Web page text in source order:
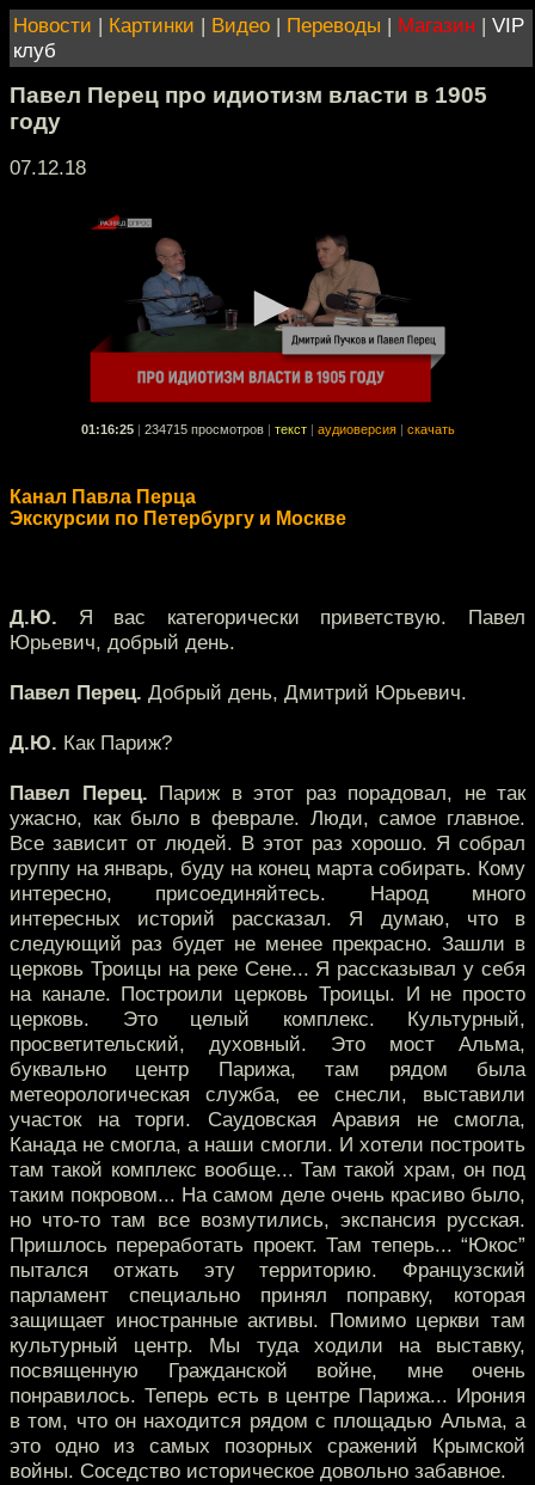
Новости | Картинки | Видео | Переводы | Магазин | VIP
клуб
Павел Перец про идиотизм власти в 1905
году
07.12.18
01:16:25 234715 просмотров текст аудиоверсия скачать
Канал Павла Перца
Экскурсии по Петербургу и Москве
Д.Ю. Я вас категорически приветствую. Павел
Юрьевич, добрый день.
Павел Перец. Добрый день, Дмитрий Юрьевич.
Д.Ю. Как Париж?
Павел Перец. Париж в этот раз порадовал, не так
ужасно, как было в феврале. Люди, самое главное.
Все зависит от людей. В этот раз хорошо. Я собрал
группу на январь, буду на конец марта собирать. Кому
интересно, присоединяйтесь. Народ много
интересных историй рассказал. Я думаю, что в
следующий раз будет не менее прекрасно. Зашли в
церковь Троицы на реке Сене... Я рассказывал у себя
на канале. Построили церковь Троицы. И не просто
церковь. Это целый комплекс. Культурный,
просветительский, духовный. Это мост Альма,
буквально центр Парижа, там рядом была
метеорологическая служба, ее снесли, выставили
участок на торги. Саудовская Аравия не смогла,
Канада не смогла, а наши смогли. И хотели построить
там такой комплекс вообще... Там такой храм, он под
таким покровом... На самом деле очень красиво было,
но что-то там все возмутились, экспансия русская.
Пришлось переработать проект. Там теперь... “Юкос”
пытался отжать эту территорию. Французский
парламент специально принял поправку, которая
защищает иностранные активы. Помимо церкви там
культурный центр. Мы туда ходили на выставку,
посвященную Гражданской войне, мне очень
понравилось. Теперь есть в центре Парижа... Ирония
в том, что он находится рядом с площадью Альма, а
это одно из самых позорных сражений Крымской
войны. Соседство историческое довольно забавное.